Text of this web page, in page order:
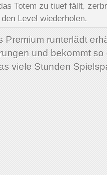
Totem zu tiuef fällt,
Level wiederholen.
Premium runterlädt
und bekommt so
viele Stunden